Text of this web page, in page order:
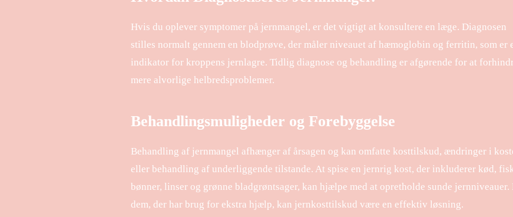
Hvis du oplever symptomer på jernmangel, er det vigtigt at konsultere en læge. Diagnosen
stilles normalt gennem en blodprøve, der måler niveauet af hæmoglobin og ferritin, som er
indikator for kroppens jernlagre. Tidlig diagnose og behandling er afgørende for at
mere alvorlige helbredsproblemer.
Behandlingsmuligheder og Forebyggelse
Behandling af jernmangel afhænger af årsagen og kan omfatte kosttilskud, ændringer i
eller behandling af underliggende tilstande. At spise en jernrig kost, der inkluderer kød,
bønner, linser og grønne bladgrøntsager, kan hjælpe med at opretholde sunde jernniveauer.
dem, der har brug for ekstra hjælp, kan jernkosttilskud være en effektiv løsning.